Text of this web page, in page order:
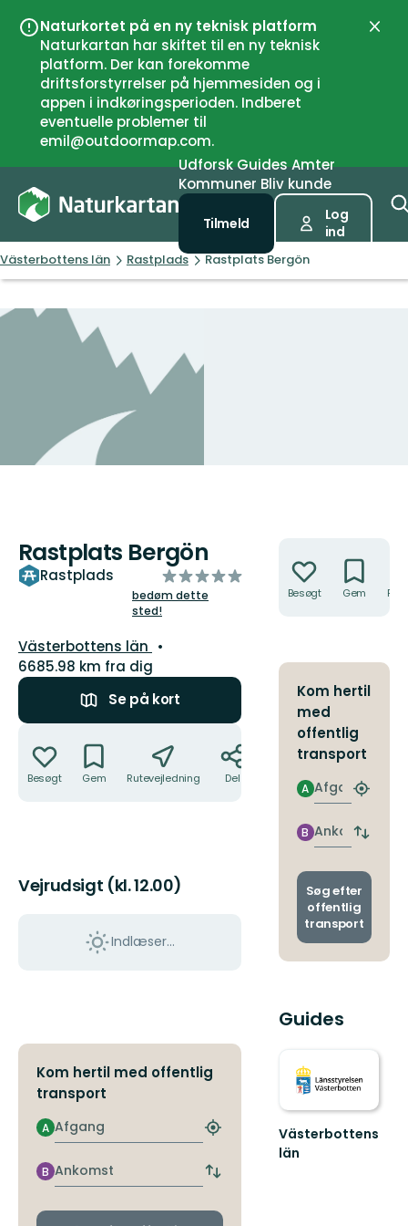
Naturkortet på en ny teknisk platform
Naturkartan har skiftet til en ny teknisk
platform. Der kan forekomme
driftsforstyrrelser på hjemmesiden og i
appen i indkøringsperioden. Indberet
eventuelle problemer til
emil@outdoormap.com.
Luk
UdforskGuidesAmter
Kommuner Bliv kunde
Tilmeld
Log
ind
Västerbottens län Rastplads Rastplats Bergön
Rastplats Bergön
Rastplads
ud
af
5
bedøm dette
sted!
Amt:
Västerbottens län
6685.98 km fra dig
Se på kort
Besøgt Gem Rutevejledning Del
Vejrudsigt (kl. 12.00)
Indlæser...
Kom hertil med offentlig
transport
Afgang
A
Find
nærmeste
stoppested
Ankomst
B
Skift
og
Besøgt Gem
Kom hertil
med
offentlig
transport
Afgang
A
Find
Ankomst
B
Skift
og
Søg efter
offentlig
transport
Guides
Västerbottens
län